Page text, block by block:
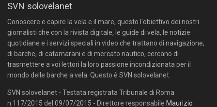
SVN solovelanet
Conoscere e capire la vela e il mare, questo l'obiettivo dei nostri
giornalisti che con la rivista digitale, le guide di vela, le notizie
quotidiane e i servizi speciali in video che trattano di navigazione,
di barche, di catamarani e di mercato nautico, cercano di
trasmettere a voi lettori la loro passione incondizionata per il
mondo delle barche a vela. Questo è SVN solovelanet.
SVN solovelanet - Testata registrata Tribunale di Roma
n.117/2015 del 09/07/2015 - Direttore responsabile Maurizio